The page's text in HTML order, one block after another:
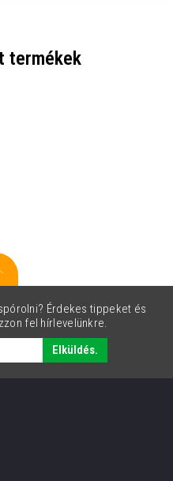
termékek
Érdekes tippeket és
fel hírlevelünkre.
Elküldés.